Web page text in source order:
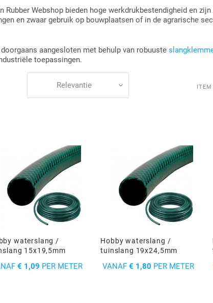
Rubber Webshop bieden hoge werkdrukbestendigheid en
en zwaar gebruik op bouwplaatsen of in de agrarische
aangesloten met behulp van robuuste
toepassingen.
Relevantie
waterslang /
15x19,5mm
€ 1,09 PER METER
Hobby waterslang /
tuinslang 19x24,5mm
VANAF€ 1,80 PER METER
PRIJS